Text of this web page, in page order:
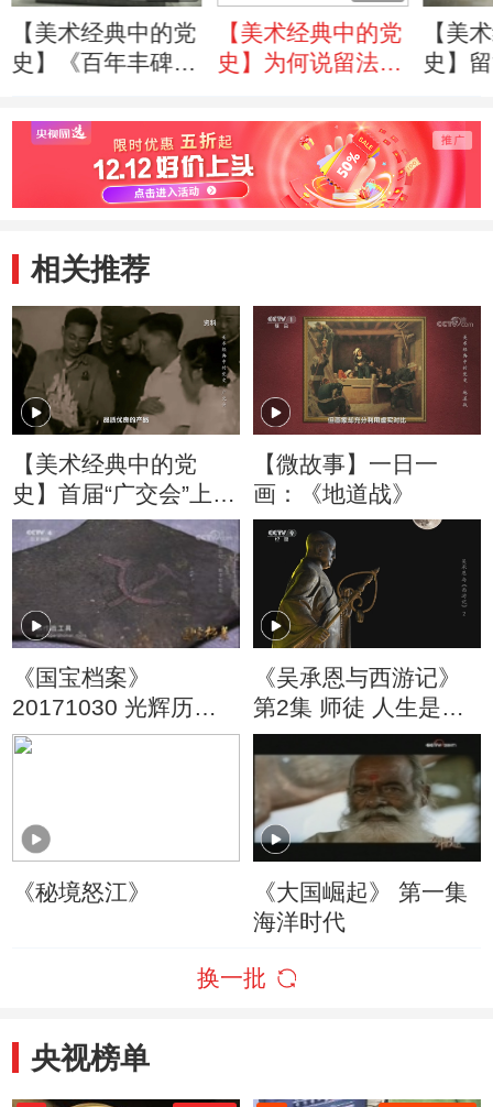
【美术经典中的党
史】《百年丰碑》
人物最大的难点是
什么？
【美术经典中的党
史】为何说留法勤
革命史上的一座丰
碑？
【美
史】
到了
相关推荐
【美术经典中的党
史】首届“广交会”上有
什么样的商品最畅销
呢？
【微故事】一日一
画：《地道战》
《国宝档案》
20171030 光辉历程
——娘子军传奇
《吴承恩与西游记》
第2集 师徒 人生是一
场历练
《秘境怒江》
《大国崛起》 第一集
海洋时代
换一批
央视榜单